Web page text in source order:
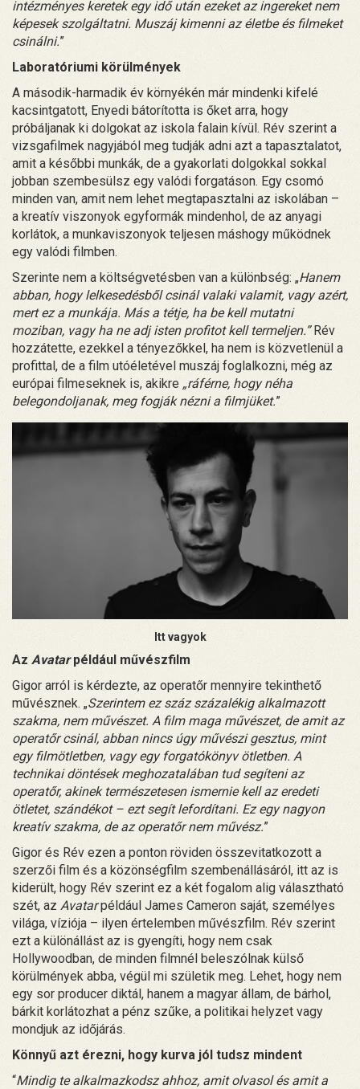
intézményes keretek egy idő után ezeket az ingereket nem
képesek szolgáltatni. Muszáj kimenni az életbe és filmeket
csinálni.”
Laboratóriumi körülmények
A második-harmadik év környékén már mindenki kifelé
kacsintgatott, Enyedi bátorította is őket arra, hogy
próbáljanak ki dolgokat az iskola falain kívül. Rév szerint a
vizsgafilmek nagyjából meg tudják adni azt a tapasztalatot,
amit a későbbi munkák, de a gyakorlati dolgokkal sokkal
jobban szembesülsz egy valódi forgatáson. Egy csomó
minden van, amit nem lehet megtapasztalni az iskolában –
a kreatív viszonyok egyformák mindenhol, de az anyagi
korlátok, a munkaviszonyok teljesen máshogy működnek
egy valódi filmben.
Szerinte nem a költségvetésben van a különbség: „Hanem
abban, hogy lelkesedésből csinál valaki valamit, vagy azért,
mert ez a munkája. Más a tétje, ha be kell mutatni
moziban, vagy ha ne adj isten profitot kell termeljen.”Rév
hozzátette, ezekkel a tényezőkkel, ha nem is közvetlenül a
profittal, de a film utóéletével muszáj foglalkozni, még az
európai filmeseknek is, akikre „ráférne, hogy néha
belegondoljanak, meg fogják nézni a filmjüket.”
Itt vagyok
Az Avatarpéldául művészfilm
Gigor arról is kérdezte, az operatőr mennyire tekinthető
művésznek. „Szerintem ez száz százalékig alkalmazott
szakma, nem művészet. A film maga művészet, de amit az
operatőr csinál, abban nincs úgy művészi gesztus, mint
egy filmötletben, vagy egy forgatókönyv ötletben. A
technikai döntések meghozatalában tud segíteni az
operatőr, akinek természetesen ismernie kell az eredeti
ötletet, szándékot – ezt segít lefordítani. Ez egy nagyon
kreatív szakma, de az operatőr nem művész.”
Gigor és Rév ezen a ponton röviden összevitatkozott a
szerzői film és a közönségfilm szembenállásáról, itt az is
kiderült, hogy Rév szerint ez a két fogalom alig választható
szét, az Avatarpéldául James Cameron saját, személyes
világa, víziója – ilyen értelemben művészfilm. Rév szerint
ezt a különállást az is gyengíti, hogy nem csak
Hollywoodban, de minden filmnél beleszólnak külső
körülmények abba, végül mi születik meg. Lehet, hogy nem
egy sor producer diktál, hanem a magyar állam, de bárhol,
bárkit korlátozhat a pénz szűke, a politikai helyzet vagy
mondjuk az időjárás.
Könnyű azt érezni, hogy kurva jól tudsz mindent
“Mindig te alkalmazkodsz ahhoz, amit olvasol és amit a